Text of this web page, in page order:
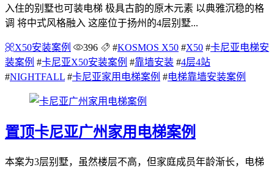
入住的别墅也可装电梯 极具古韵的原木元素 以典雅沉稳的格
调 将中式风格融入 这座位于扬州的4层别墅...
X50安装案例 396 #KOSMOS X50 #X50 #卡尼亚电梯安
装案例 #卡尼亚X50安装案例 #靠墙安装 #4层4站
#NIGHTFALL #卡尼亚家用电梯案例 #电梯靠墙安装案例
置顶卡尼亚广州家用电梯案例
本案为3层别墅，虽然楼层不高，但家庭成员年龄渐长，电梯